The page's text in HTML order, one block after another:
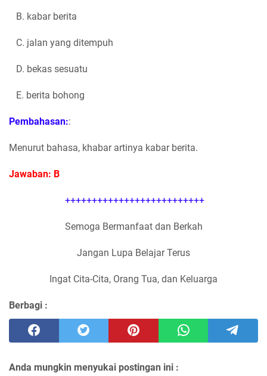
B. kabar berita
C. jalan yang ditempuh
D. bekas sesuatu
E. berita bohong
Pembahasan::
Menurut bahasa, khabar artinya kabar berita.
Jawaban: B
++++++++++++++++++++++++++
Semoga Bermanfaat dan Berkah
Jangan Lupa Belajar Terus
Ingat Cita-Cita, Orang Tua, dan Keluarga
Berbagi :
Anda mungkin menyukai postingan ini :